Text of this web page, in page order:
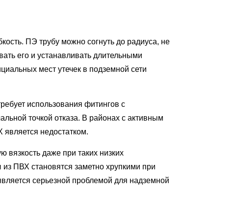
ПЭ трубу можно согнуть до радиуса, не
его и устанавливать длительными
мест утечек в подземной сети
использования фитингов с
точкой отказа. В районах с активным
недостатком.
вязкость даже при таких низких
ПВХ становятся заметно хрупкими при
серьезной проблемой для надземной